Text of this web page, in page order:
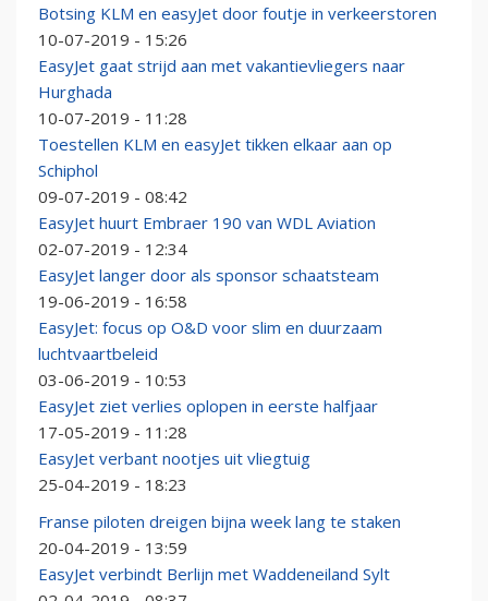
Botsing KLM en easyJet door foutje in verkeerstoren
10-07-2019 - 15:26
EasyJet gaat strijd aan met vakantievliegers naar
Hurghada
10-07-2019 - 11:28
Toestellen KLM en easyJet tikken elkaar aan op
Schiphol
09-07-2019 - 08:42
EasyJet huurt Embraer 190 van WDL Aviation
02-07-2019 - 12:34
EasyJet langer door als sponsor schaatsteam
19-06-2019 - 16:58
EasyJet: focus op O&D voor slim en duurzaam
luchtvaartbeleid
03-06-2019 - 10:53
EasyJet ziet verlies oplopen in eerste halfjaar
17-05-2019 - 11:28
EasyJet verbant nootjes uit vliegtuig
25-04-2019 - 18:23
Franse piloten dreigen bijna week lang te staken
20-04-2019 - 13:59
EasyJet verbindt Berlijn met Waddeneiland Sylt